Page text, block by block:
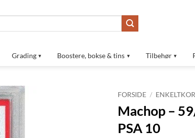
Grading Boostere, bokse & tins Tilbehør
Tilføj til
ønskeliste
FORSIDE /
Machop –
PSA 10